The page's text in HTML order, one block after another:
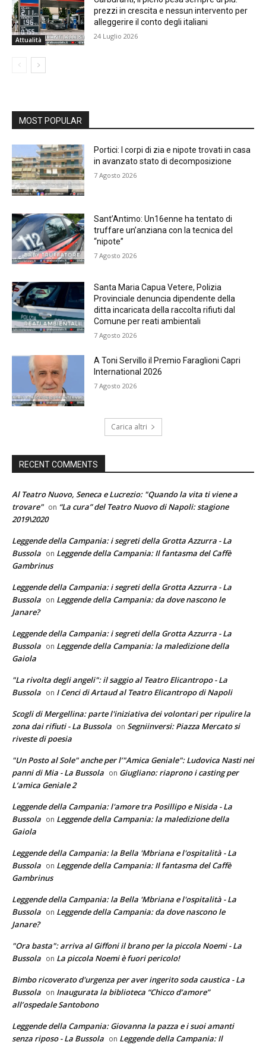
Attualità
prezzi in crescita e nessun intervento per
alleggerire il conto degli italiani
24 Luglio 2026
MOST POPULAR
Portici: I corpi di zia e nipote trovati in casa
in avanzato stato di decomposizione
7 Agosto 2026
Sant’Antimo: Un16enne ha tentato di
truffare un’anziana con la tecnica del
“nipote”
7 Agosto 2026
Santa Maria Capua Vetere, Polizia
Provinciale denuncia dipendente della
ditta incaricata della raccolta rifiuti dal
Comune per reati ambientali
7 Agosto 2026
A Toni Servillo il Premio Faraglioni Capri
International 2026
7 Agosto 2026
Carica altri
RECENT COMMENTS
Al Teatro Nuovo, Seneca e Lucrezio: "Quando la vita ti viene a
trovare" on “La cura” del Teatro Nuovo di Napoli: stagione
2019\2020
Leggende della Campania: i segreti della Grotta Azzurra - La
Bussola on Leggende della Campania: Il fantasma del Caffè
Gambrinus
Leggende della Campania: i segreti della Grotta Azzurra - La
Bussola on Leggende della Campania: da dove nascono le
Janare?
Leggende della Campania: i segreti della Grotta Azzurra - La
Bussola on Leggende della Campania: la maledizione della
Gaiola
"La rivolta degli angeli": il saggio al Teatro Elicantropo - La
Bussola on I Cenci di Artaud al Teatro Elicantropo di Napoli
Scogli di Mergellina: parte l'iniziativa dei volontari per ripulire la
zona dai rifiuti - La Bussola on Segniinversi: Piazza Mercato si
riveste di poesia
"Un Posto al Sole" anche per l’"Amica Geniale": Ludovica Nasti nei
panni di Mia - La Bussola on Giugliano: riaprono i casting per
L’amica Geniale 2
Leggende della Campania: l'amore tra Posillipo e Nisida - La
Bussola on Leggende della Campania: la maledizione della
Gaiola
Leggende della Campania: la Bella 'Mbriana e l'ospitalità - La
Bussola on Leggende della Campania: Il fantasma del Caffè
Gambrinus
Leggende della Campania: la Bella 'Mbriana e l'ospitalità - La
Bussola on Leggende della Campania: da dove nascono le
Janare?
"Ora basta": arriva al Giffoni il brano per la piccola Noemi - La
Bussola on La piccola Noemi è fuori pericolo!
Bimbo ricoverato d'urgenza per aver ingerito soda caustica - La
Bussola on Inaugurata la biblioteca “Chicco d’amore”
all’ospedale Santobono
Leggende della Campania: Giovanna la pazza e i suoi amanti
senza riposo - La Bussola on Leggende della Campania: Il